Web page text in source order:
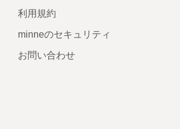
利用規約
minneのセキュリティ
お問い合わせ